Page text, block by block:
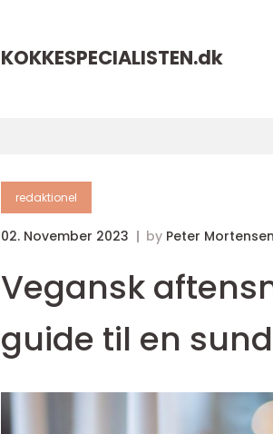
KOKKESPECIALISTEN.dk
redaktionel
02. November 2023 by Peter Mortensen
Vegansk
guide til en